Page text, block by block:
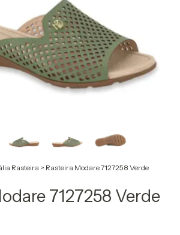
Rasteira > Rasteira Modare 7127258 Verde
7127258 Verde